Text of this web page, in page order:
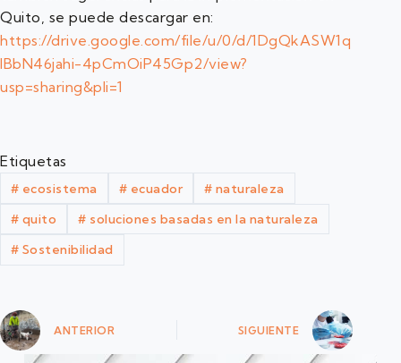
Quito, se puede descargar en:
https://drive.google.com/file/u/0/d/1DgQkASW1q
IBbN46jahi-4pCmOiP45Gp2/view?
usp=sharing&pli=1
Etiquetas
# ecosistema # ecuador # naturaleza
# quito # soluciones basadas en la naturaleza
# Sostenibilidad
ANTERIOR SIGUIENTE